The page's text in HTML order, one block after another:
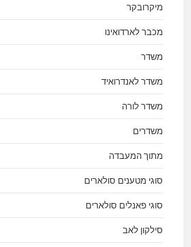
מיקרובקר
מכבר לארדואינו
משדר
משדר לאנדרואיד
משדר לורה
משדרים
מתוך המעבדה
סוגי מטענים סולארים
סוגי פאנלים סולארים
סילקון לאב